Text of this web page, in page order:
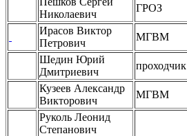
Николаевич
ГРОЗ
Ирасов Виктор
Петрович
МГВМ
Шедин Юрий
Дмитриевич
проходчик
Кузеев Александр
Викторович
МГВМ
Руколь Леонид
Степанович